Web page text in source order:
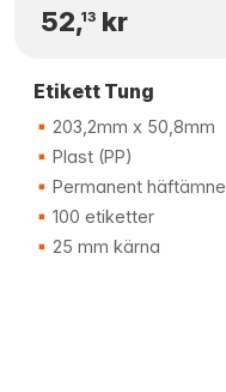
52,13kr
Etikett Tung
203,2mm x 50,8mm
Plast (PP)
Permanent häftämne
100 etiketter
25 mm kärna